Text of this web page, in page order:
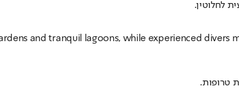
לחלוטין.
and tranquil lagoons, while experienced divers
טרופות.